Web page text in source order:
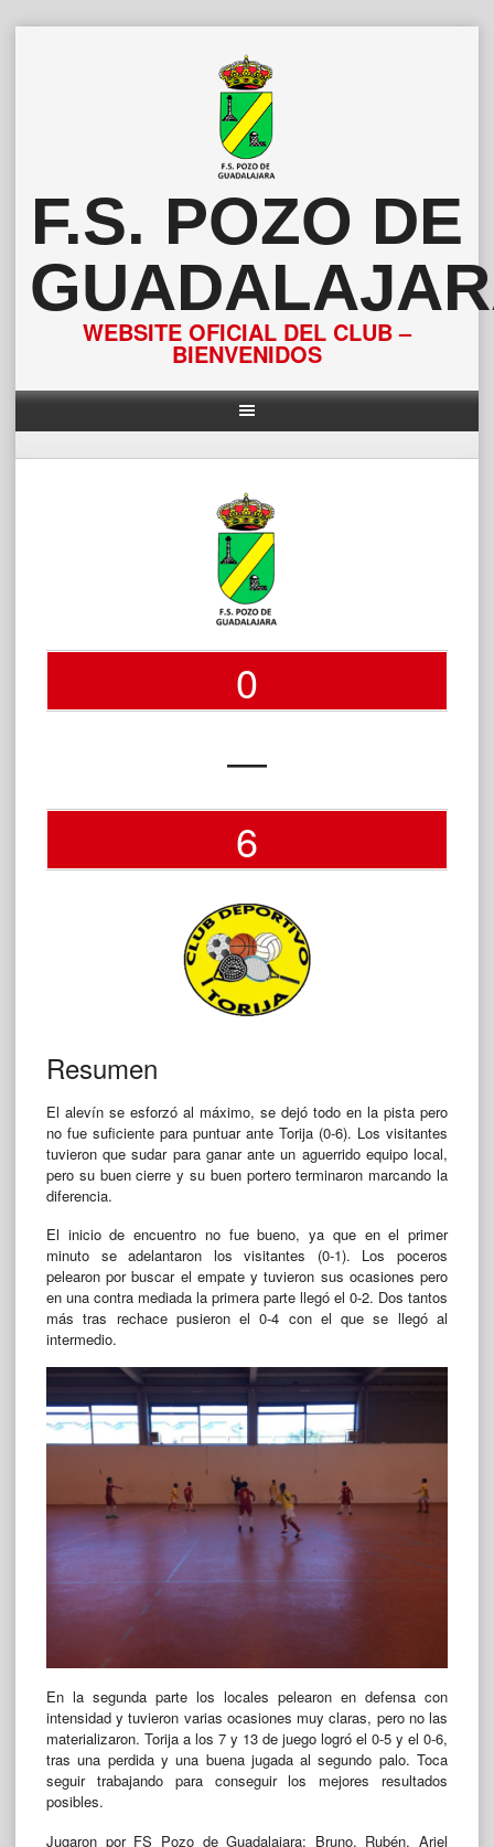
F.S. POZO DE
WEBSITE OFICIAL DEL CLUB –
BIENVENIDOS
0
—
6
Resumen
El alevín se esforzó al máximo, se dejó todo en la pista pero
no fue suficiente para puntuar ante Torija (0-6). Los visitantes
tuvieron que sudar para ganar ante un aguerrido equipo local,
pero su buen cierre y su buen portero terminaron marcando la
diferencia.
El inicio de encuentro no fue bueno, ya que en el primer
minuto se adelantaron los visitantes (0-1). Los poceros
pelearon por buscar el empate y tuvieron sus ocasiones pero
en una contra mediada la primera parte llegó el 0-2. Dos tantos
más tras rechace pusieron el 0-4 con el que se llegó al
intermedio.
En la segunda parte los locales pelearon en defensa con
intensidad y tuvieron varias ocasiones muy claras, pero no las
materializaron. Torija a los 7 y 13 de juego logró el 0-5 y el 0-6,
tras una perdida y una buena jugada al segundo palo. Toca
seguir trabajando para conseguir los mejores resultados
posibles.
Jugaron por FS Pozo de Guadalajara: Bruno, Rubén, Ariel